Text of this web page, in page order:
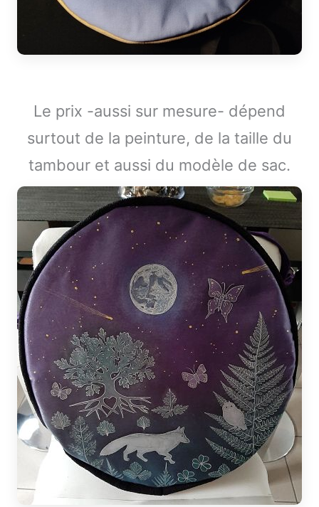
Le prix -aussi sur mesure- dépend
surtout de la peinture, de la taille du
tambour et aussi du modèle de sac.